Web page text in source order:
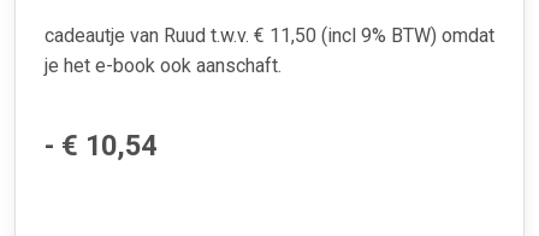
cadeautje van Ruud t.w.v. € 11,50 (incl 9% BTW) omdat
je het e-book ook aanschaft.
- € 10,54